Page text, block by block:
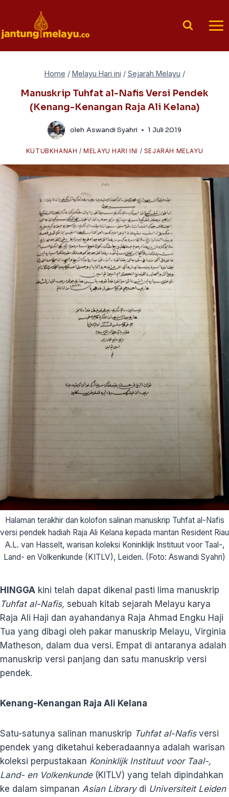
content
Home / Melayu Hari ini / Sejarah Melayu /
Manuskrip Tuhfat al-Nafis Versi Pendek
(Kenang-Kenangan Raja Ali Kelana)
oleh Aswandi Syahri 1 Juli 2019
KUTUBKHANAH /MELAYU HARI INI / SEJARAH MELAYU
Halaman terakhir dan kolofon salinan manuskrip Tuhfat al-Nafis
versi pendek hadiah Raja Ali Kelana kepada mantan Resident Riau
A.L. van Hasselt, warisan koleksi Koninklijk Instituut voor Taal-,
Land- en Volkenkunde (KITLV), Leiden. (Foto: Aswandi Syahri)
HINGGA kini telah dapat dikenal pasti lima manuskrip
Tuhfat al-Nafis, sebuah kitab sejarah Melayu karya
Raja Ali Haji dan ayahandanya Raja Ahmad Engku Haji
Tua yang dibagi oleh pakar manuskrip Melayu, Virginia
Matheson, dalam dua versi. Empat di antaranya adalah
manuskrip versi panjang dan satu manuskrip versi
pendek.
Kenang-Kenangan Raja Ali Kelana
Satu-satunya salinan manuskrip Tuhfat al-Nafisversi
pendek yang diketahui keberadaannya adalah warisan
koleksi perpustakaan Koninklijk Instituut voor Taal-,
Land- en Volkenkunde(KITLV) yang telah dipindahkan
ke dalam simpanan Asian Library di Universiteit Leiden